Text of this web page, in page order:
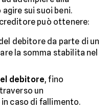
sui suoi beni.
può ottenere:
debitore da parte di un
la somma stabilita nel
debitore, fino
un
caso di fallimento.